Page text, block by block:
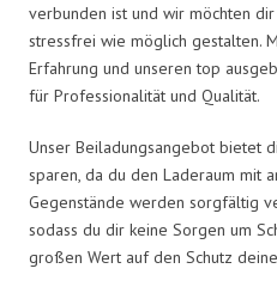
verbunden ist und wir möchten
stressfrei wie möglich gestalten.
Erfahrung und unseren top
für Professionalität und Qualität.
Unser Beiladungsangebot bietet
sparen, da du den Laderaum mit
Gegenstände werden sorgfältig
sodass du dir keine Sorgen um
großen Wert auf den Schutz